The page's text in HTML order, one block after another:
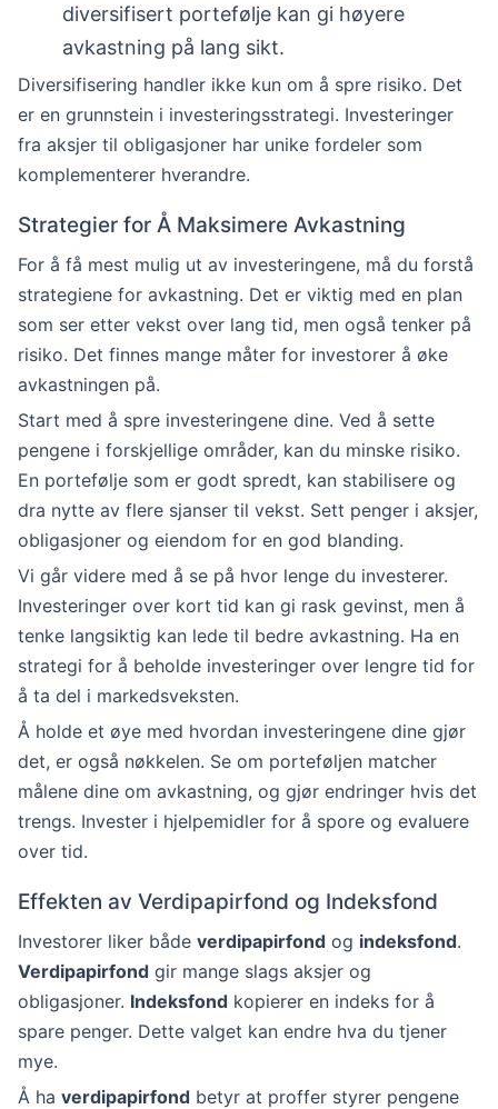
diversifisert portefølje kan gi høyere
avkastning på lang sikt.
Diversifisering handler ikke kun om å spre risiko. Det
er en grunnstein i investeringsstrategi. Investeringer
fra aksjer til obligasjoner har unike fordeler som
komplementerer hverandre.
Strategier for Å Maksimere Avkastning
For å få mest mulig ut av investeringene, må du forstå
strategiene for avkastning. Det er viktig med en plan
som ser etter vekst over lang tid, men også tenker på
risiko. Det finnes mange måter for investorer å øke
avkastningen på.
Start med å spre investeringene dine. Ved å sette
pengene i forskjellige områder, kan du minske risiko.
En portefølje som er godt spredt, kan stabilisere og
dra nytte av flere sjanser til vekst. Sett penger i aksjer,
obligasjoner og eiendom for en god blanding.
Vi går videre med å se på hvor lenge du investerer.
Investeringer over kort tid kan gi rask gevinst, men å
tenke langsiktig kan lede til bedre avkastning. Ha en
strategi for å beholde investeringer over lengre tid for
å ta del i markedsveksten.
Å holde et øye med hvordan investeringene dine gjør
det, er også nøkkelen. Se om porteføljen matcher
målene dine om avkastning, og gjør endringer hvis det
trengs. Invester i hjelpemidler for å spore og evaluere
over tid.
Effekten av Verdipapirfond og Indeksfond
Investorer liker både verdipapirfond og indeksfond.
Verdipapirfond gir mange slags aksjer og
obligasjoner. Indeksfond kopierer en indeks for å
spare penger. Dette valget kan endre hva du tjener
mye.
Å ha verdipapirfond betyr at proffer styrer pengene